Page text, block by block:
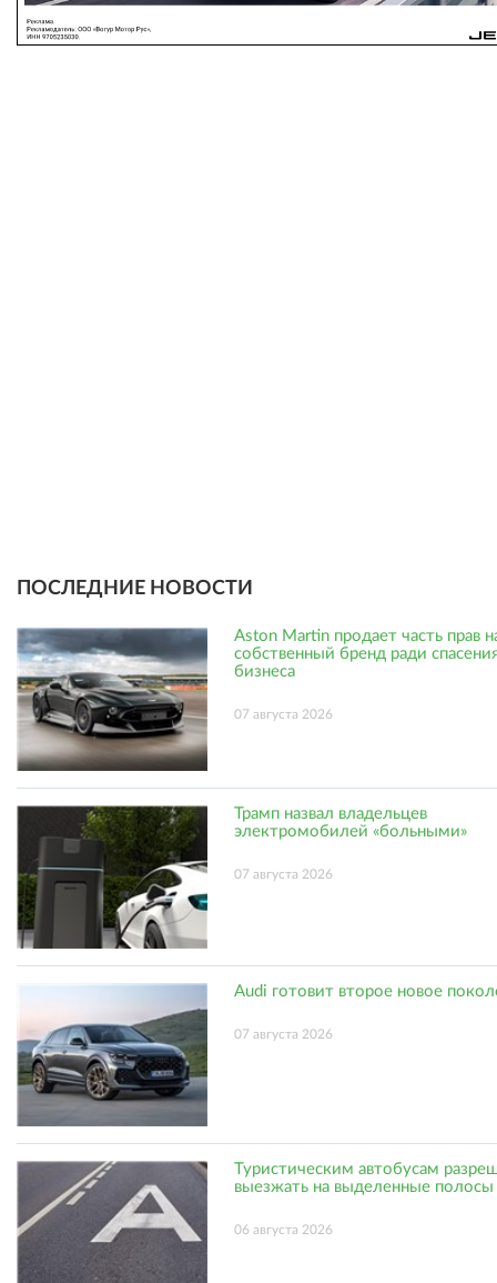
ПОСЛЕДНИЕ НОВОСТИ
Aston Martin продает часть прав
собственный бренд ради
бизнеса
07 августа 2026
Трамп назвал владельцев
электромобилей «больными»
07 августа 2026
Audi готовит второе новое
07 августа 2026
Туристическим автобусам
выезжать на выделенные полосы
06 августа 2026